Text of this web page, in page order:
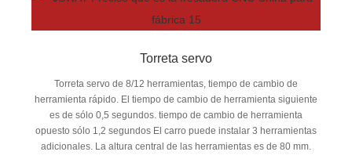
Torreta servo
Torreta servo de 8/12 herramientas, tiempo de cambio de
herramienta rápido. El tiempo de cambio de herramienta siguiente
es de sólo 0,5 segundos. tiempo de cambio de herramienta
opuesto sólo 1,2 segundos El carro puede instalar 3 herramientas
adicionales. La altura central de las herramientas es de 80 mm.